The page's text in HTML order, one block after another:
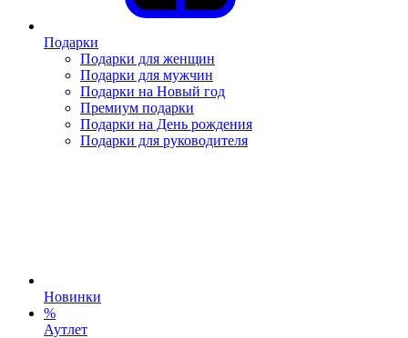
Подарки
Подарки для женщин
Подарки для мужчин
Подарки на Новый год
Премиум подарки
Подарки на День рождения
Подарки для руководителя
Новинки
%
Аутлет